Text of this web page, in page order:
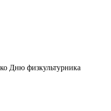
Дню физкультурника